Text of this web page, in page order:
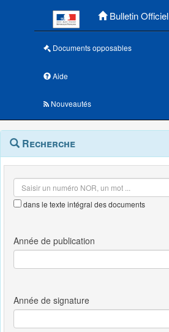
Bulletin Officiel
Documents opposables
Aide
Nouveautés
Navigation
outils
Menu
contextuel
Recherche
dans le texte intégral des documents